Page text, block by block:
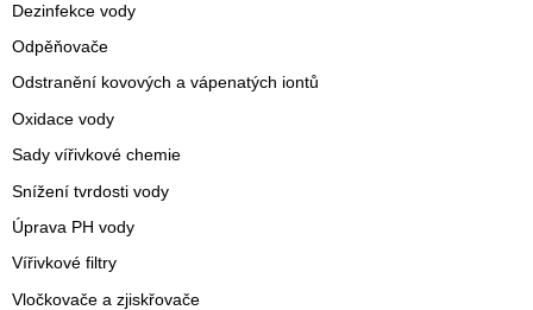
Dezinfekce vody
Odpěňovače
Odstranění kovových a vápenatých iontů
Oxidace vody
Sady vířivkové chemie
Snížení tvrdosti vody
Úprava PH vody
Vířivkové filtry
Vločkovače a zjiskřovače